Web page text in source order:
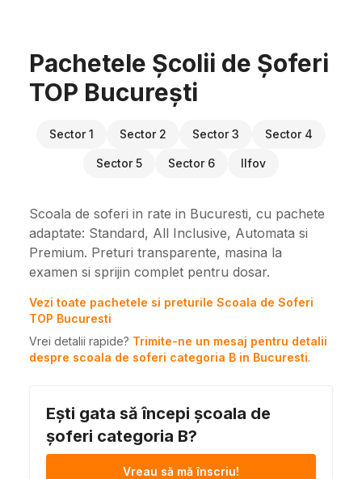
Pachetele Școlii de Șoferi
TOP București
Sector 1 Sector 2 Sector 3 Sector 4
Sector 5 Sector 6 Ilfov
Scoala de soferi in rate in Bucuresti, cu pachete
adaptate: Standard, All Inclusive, Automata si
Premium. Preturi transparente, masina la
examen si sprijin complet pentru dosar.
Vezi toate pachetele si preturile Scoala de Soferi
TOP Bucuresti
Vrei detalii rapide? Trimite-ne un mesaj pentru detalii
despre scoala de soferi categoria B in Bucuresti.
Ești gata să începi școala de
șoferi categoria B?
Vreau să mă înscriu!